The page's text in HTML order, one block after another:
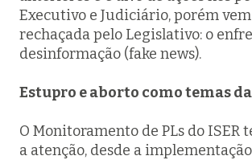
Executivo e Judiciário, porém
rechaçada pelo Legislativo: o
desinformação (fake news).
Estupro e aborto como temas
O Monitoramento de PLs do ISER
a atenção, desde a